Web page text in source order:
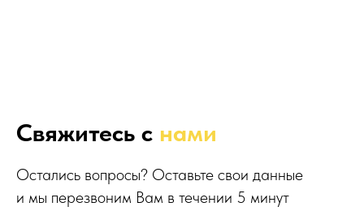
Свяжитесь с нами
Остались вопросы? Оставьте свои данные
и мы перезвоним Вам в течении 5 минут